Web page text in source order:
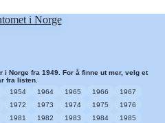
Norge fra 1949. For å finne ut mer, velg et
fra listen.
1954 1964 1965 1966
1967
1972 1973 1974 1975
1976
1981 1982 1983 1984
1985